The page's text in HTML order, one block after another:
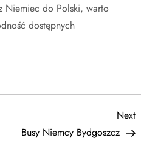
Niemiec do Polski, warto
dostępnych
Next
Busy Niemcy Bydgoszcz